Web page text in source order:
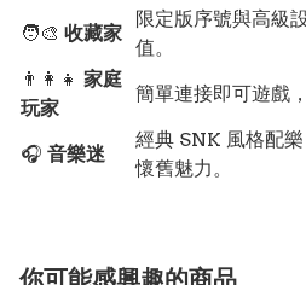
🧑‍🎨 收藏家
限定版序號與高級
值。
👨‍👩‍👧 家庭
玩家
簡單連接即可遊戲
🎧 音樂迷
經典 SNK 風格配
懷舊魅力。
你可能感興趣的商品